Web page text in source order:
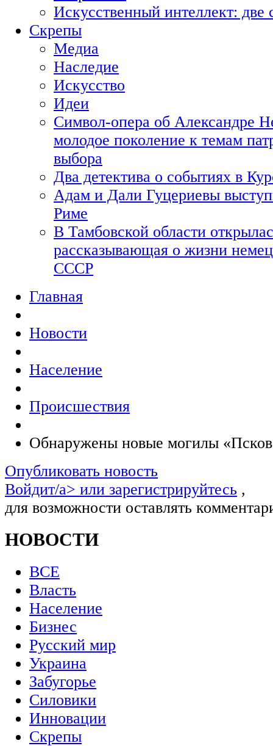
Искусственный интеллект:
Скрепы
Медиа
Наследие
Искусство
Идеи
Символ-опера об Александре
молодое поколение к темам
выбора
Два детектива о событиях в
Адам и Дали Гуцериевы
Риме
В Тамбовской области
рассказывающая о жизни
СССР
Главная
Новости
Население
Происшествия
Обнаружены новые могилы
Опубликовать новость
Войдит/a> или зарегистрируйтесь ,
для возможности оставлять
НОВОСТИ
ВСЕ
Власть
Население
Бизнес
Русский мир
Украина
Забугорье
Силовики
Инновации
Скрепы